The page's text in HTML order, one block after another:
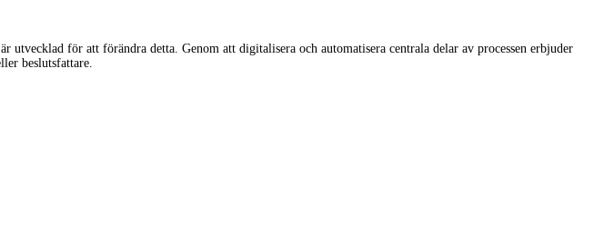
för att förändra detta. Genom att digitalisera och automatisera centrala delar av processen erbjuder
beslutsfattare.